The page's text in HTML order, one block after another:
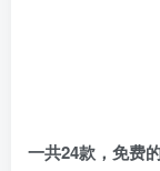
一共24款，免费